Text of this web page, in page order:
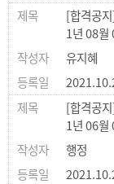
[합격공
1년 08월
유지혜
[합격공
1년 06월
행정